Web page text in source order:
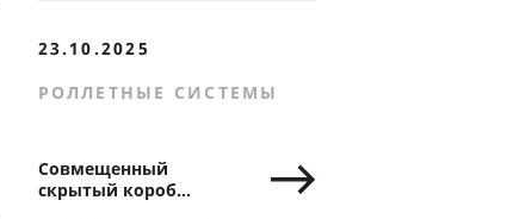
23.10.2025
РОЛЛЕТНЫЕ СИСТЕМЫ
Совмещенный
скрытый короб